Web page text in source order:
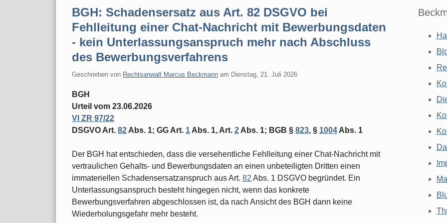
BGH: Schadensersatz aus Art. 82 DSGVO bei
Fehlleitung einer Chat-Nachricht mit Bewerbungsdaten
- kein Unterlassungsanspruch mehr nach Abschluss
des Bewerbungsverfahrens
Geschrieben von Rechtsanwalt Marcus Beckmann am Dienstag, 21. Juli 2026
BGH
Urteil vom 23.06.2026
VI ZR 97/22
DSGVO Art. 82 Abs. 1; GG Art. 1 Abs. 1, Art. 2 Abs. 1; BGB § 823, § 1004 Abs. 1
Der BGH hat entschieden, dass die versehentliche Fehlleitung einer Chat-Nachricht mit
vertraulichen Gehalts- und Bewerbungsdaten an einen unbeteiligten Dritten einen
immateriellen Schadensersatzanspruch aus Art. 82 Abs. 1 DSGVO begründet. Ein
Unterlassungsanspruch besteht hingegen nicht, wenn das konkrete
Bewerbungsverfahren abgeschlossen ist, da nach Ansicht des BGH dann keine
Wiederholungsgefahr mehr besteht.